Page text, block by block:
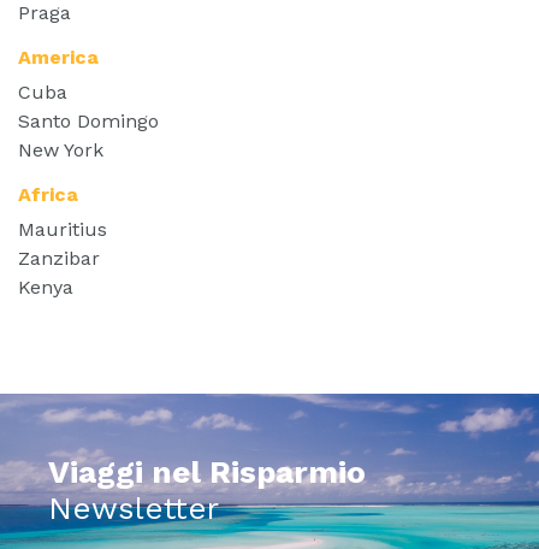
Praga
America
Cuba
Santo Domingo
New York
Africa
Mauritius
Zanzibar
Kenya
Viaggi nel Risparmio
Newsletter